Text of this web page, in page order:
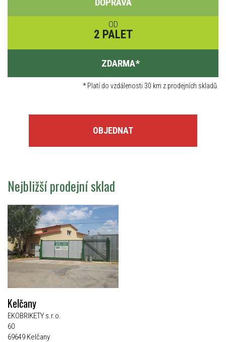
OD
2 PALET
ZDARMA*
*Platí do vzdálenosti 30 km z prodejních skladů.
OBJEDNAT
Nejbližší prodejní sklad
Kelčany
EKOBRIKETY s.r.o.
60
69649 Kelčany